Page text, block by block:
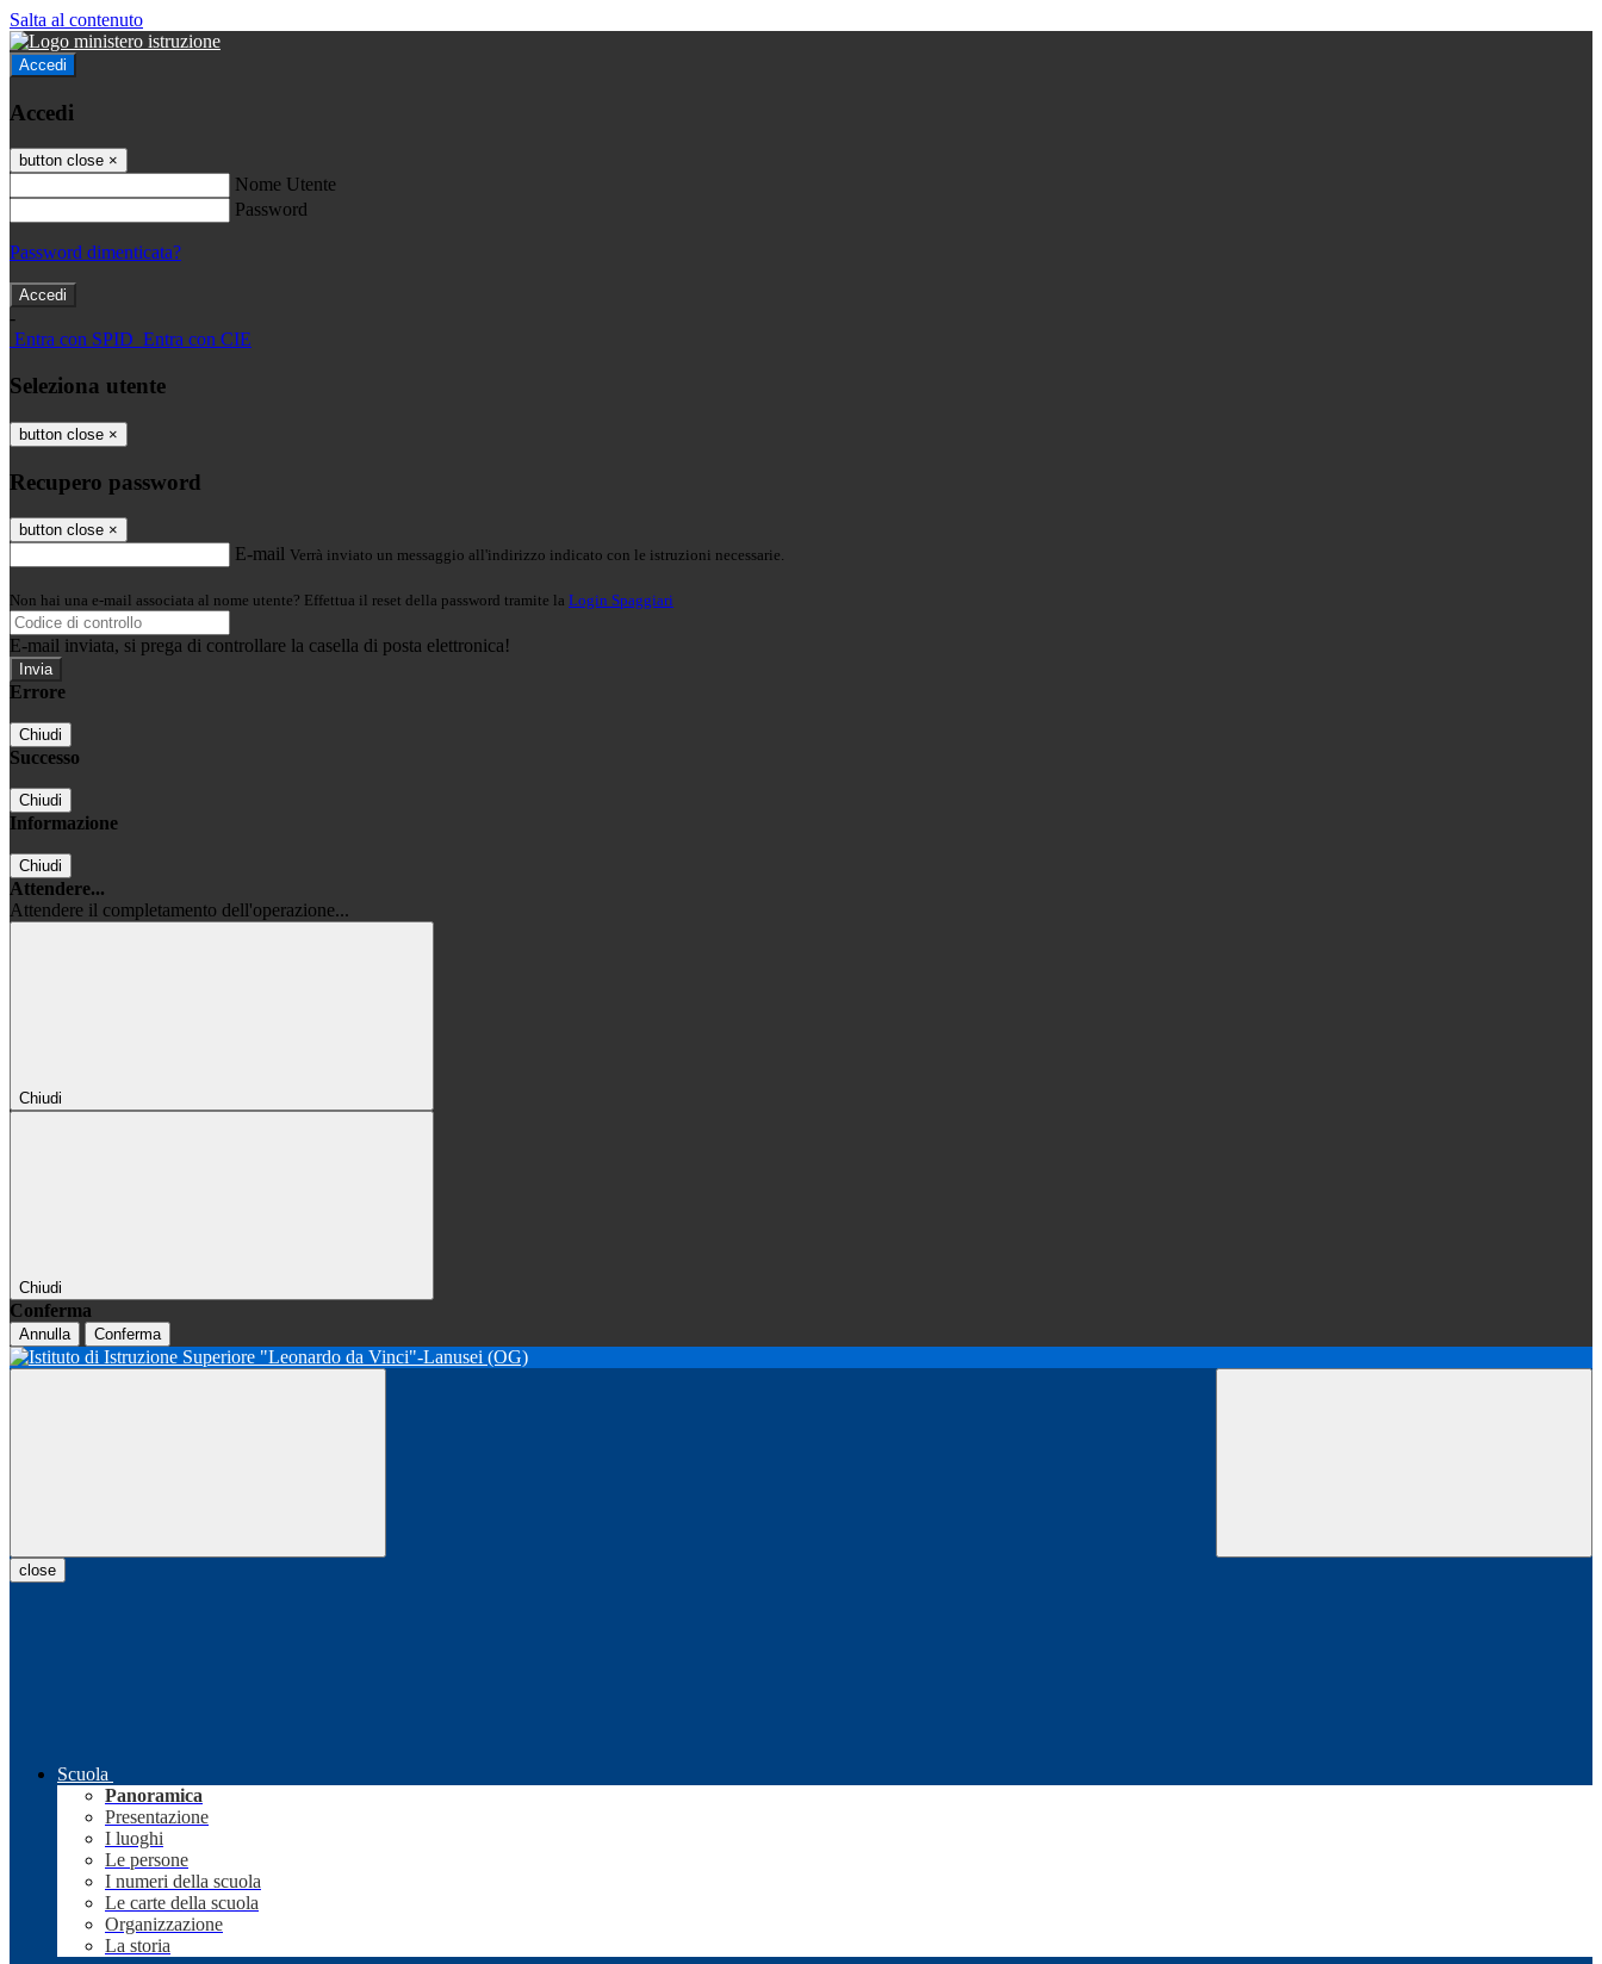
Salta al contenuto
Accedi
Accedi
button close ×
Nome Utente
Password
Password dimenticata?
-
Entra con SPID Entra con CIE
Seleziona utente
button close ×
Recupero password
button close ×
E-mail Verrà inviato un messaggio all'indirizzo indicato con le istruzioni necessarie.
Non hai una e-mail associata al nome utente? Effettua il reset della password tramite la Login Spaggiari
E-mail inviata, si prega di controllare la casella di posta elettronica!
Errore
Chiudi
Successo
Chiudi
Informazione
Chiudi
Attendere...
Attendere il completamento dell'operazione...
Chiudi
Chiudi
Conferma
Annulla Conferma
close
Scuola
Panoramica
Presentazione
I luoghi
Le persone
I numeri della scuola
Le carte della scuola
Organizzazione
La storia